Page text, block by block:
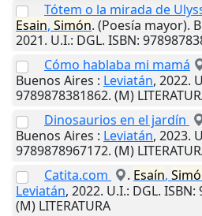
Tótem o la mirada de
Esain, Simón. (Poesía mayor).
2021. U.I.: DGL. ISBN:
Cómo hablaba mi mamá
Buenos Aires : Leviatán, 2022.
9789878381862. (M)
Dinosaurios en el jardín
Buenos Aires : Leviatán, 2023.
9789878967172. (M)
Catita.com
. Esaín,
Leviatán, 2022. U.I.: DGL.
(M) LITERATURA